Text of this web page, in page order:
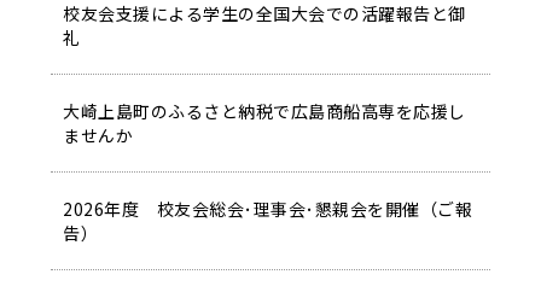
校友会支援による学生の全国大会での活躍報告と御
礼
大崎上島町のふるさと納税で広島商船高専を応援し
ませんか
2026年度 校友会総会･理事会･懇親会を開催（ご報
告）